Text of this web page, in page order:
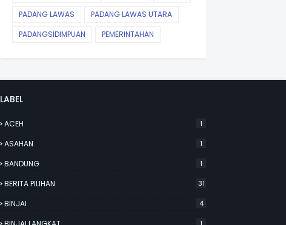
PADANG LAWAS
PADANG LAWAS UTARA
PADANGSIDIMPUAN
PEMERINTAHAN
LABEL
ACEH 1
ASAHAN 1
BANDUNG 1
BERITA PILIHAN 31
BINJAI 4